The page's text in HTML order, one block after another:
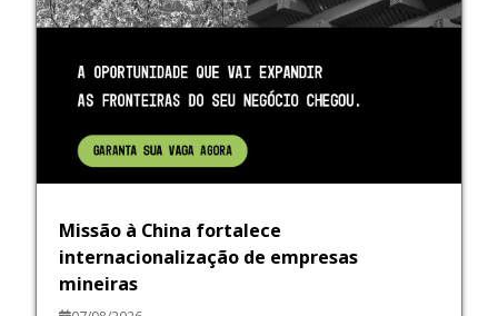
Missão à China fortalece
internacionalização de empresas
mineiras